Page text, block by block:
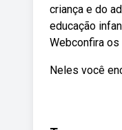
criança e do
educação
Webconfira os
Neles você